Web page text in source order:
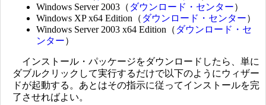
Windows Server 2003（ ダウンロード・センター）
Windows XP x64 Edition（ ダウンロード・センター）
Windows Server 2003 x64 Edition（ ダウンロード・セ
ンター）
インストール・パッケージをダウンロードしたら、単に
ダブルクリックして実行するだけで以下のようにウィザー
ドが起動する。あとはその指示に従ってインストールを完
了させればよい。